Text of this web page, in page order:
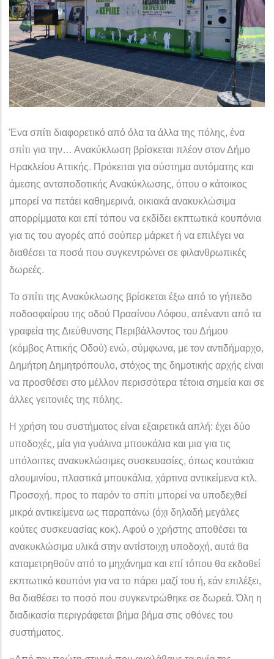
Ένα σπίτι διαφορετικό από όλα τα άλλα της πόλης, ένα
σπίτι για την… Ανακύκλωση βρίσκεται πλέον στον Δήμο
Ηρακλείου Αττικής. Πρόκειται για σύστημα αυτόματης και
άμεσης ανταποδοτικής Ανακύκλωσης, όπου ο κάτοικος
μπορεί να πετάει καθημερινά, οικιακά ανακυκλώσιμα
απορρίμματα και επί τόπου να εκδίδει εκπτωτικά κουπόνια
για τις του αγορές από σούπερ μάρκετ ή να επιλέγει να
διαθέσει τα ποσά που συγκεντρώνει σε φιλανθρωπικές
δωρεές.
Το σπίτι της Ανακύκλωσης βρίσκεται έξω από το γήπεδο
ποδοσφαίρου της οδού Πρασίνου Λόφου, απέναντι από τα
γραφεία της Διεύθυνσης Περιβάλλοντος του Δήμου
(κόμβος Αττικής Οδού) ενώ, σύμφωνα, με τον αντιδήμαρχο,
Δημήτρη Δημητρόπουλο, στόχος της δημοτικής αρχής είναι
να προσθέσει στο μέλλον περισσότερα τέτοια σημεία και σε
άλλες γειτονιές της πόλης.
Η χρήση του συστήματος είναι εξαιρετικά απλή: έχει δύο
υποδοχές, μία για γυάλινα μπουκάλια και μια για τις
υπόλοιπες ανακυκλώσιμες συσκευασίες, όπως κουτάκια
αλουμινίου, πλαστικά μπουκάλια, χάρτινα αντικείμενα κτλ.
Προσοχή, προς το παρόν το σπίτι μπορεί να υποδεχθεί
μικρά αντικείμενα ως παραπάνω (όχι δηλαδή μεγάλες
κούτες συσκευασίας κοκ). Αφού ο χρήστης αποθέσει τα
ανακυκλώσιμα υλικά στην αντίστοιχη υποδοχή, αυτά θα
καταμετρηθούν από το μηχάνημα και επί τόπου θα εκδοθεί
εκπτωτικό κουπόνι για να το πάρει μαζί του ή, εάν επιλέξει,
θα διαθέσει το ποσό που συγκεντρώθηκε σε δωρεά. Όλη η
διαδικασία περιγράφεται βήμα βήμα στις οθόνες του
συστήματος.